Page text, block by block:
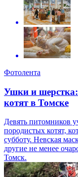
Фотолента
Ушки и шерстка:
котят в Томске
Девять питомников
породистых котят,
субботу. Невская
другие не менее
Томск.